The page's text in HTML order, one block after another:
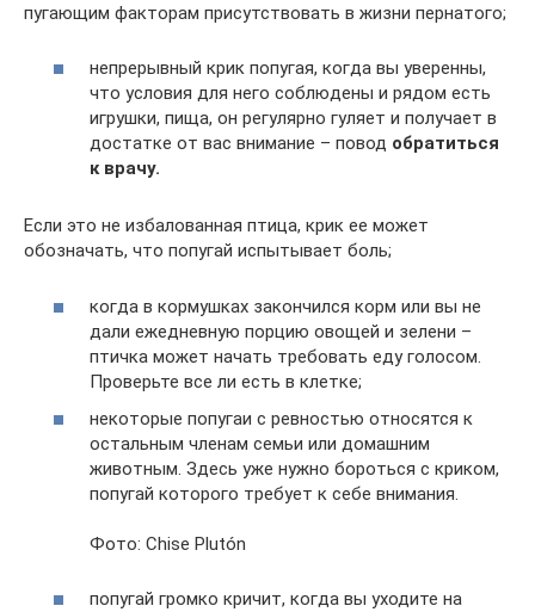
пугающим факторам присутствовать в жизни пернатого;
непрерывный крик попугая, когда вы уверенны,
что условия для него соблюдены и рядом есть
игрушки, пища, он регулярно гуляет и получает в
достатке от вас внимание – повод обратиться
к врачу.
Если это не избалованная птица, крик ее может
обозначать, что попугай испытывает боль;
когда в кормушках закончился корм или вы не
дали ежедневную порцию овощей и зелени –
птичка может начать требовать еду голосом.
Проверьте все ли есть в клетке;
некоторые попугаи с ревностью относятся к
остальным членам семьи или домашним
животным. Здесь уже нужно бороться с криком,
попугай которого требует к себе внимания.
Фото: Chise Plutón
попугай громко кричит, когда вы уходите на